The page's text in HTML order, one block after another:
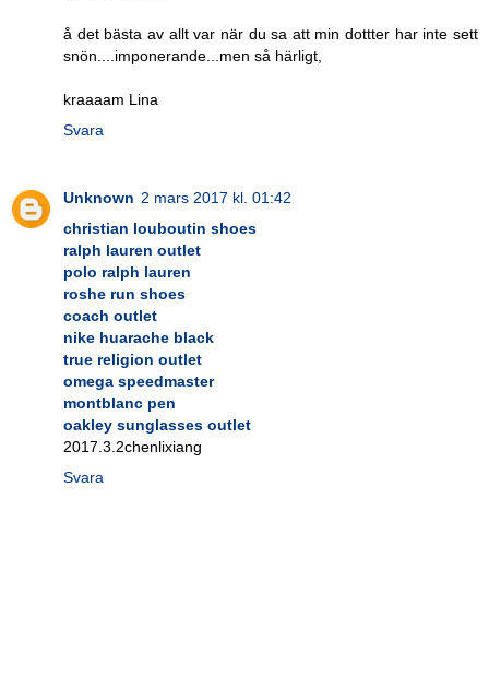
å det bästa av allt var när du sa att min dottter har inte sett
snön....imponerande...men så härligt,
kraaaam Lina
Svara
Unknown 2 mars 2017 kl. 01:42
christian louboutin shoes
ralph lauren outlet
polo ralph lauren
roshe run shoes
coach outlet
nike huarache black
true religion outlet
omega speedmaster
montblanc pen
oakley sunglasses outlet
2017.3.2chenlixiang
Svara